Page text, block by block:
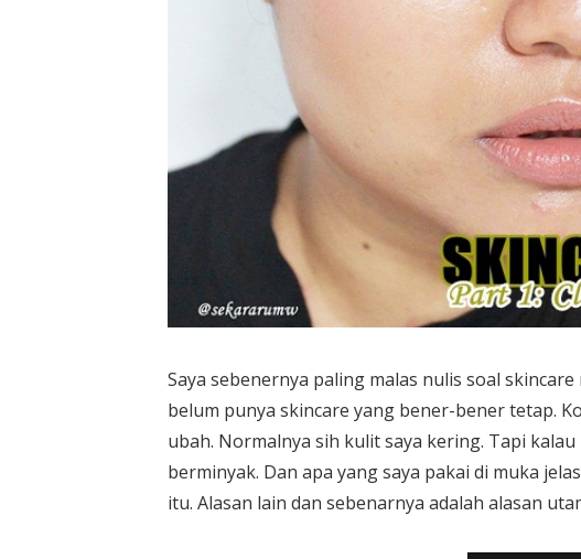
Saya sebenernya paling malas nulis soal
belum punya skincare yang bener-bener tetap.
ubah. Normalnya sih kulit saya kering. Tapi
berminyak. Dan apa yang saya pakai di muka
itu. Alasan lain dan sebenarnya adalah alasan